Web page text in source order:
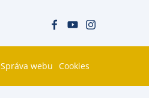
Správa webu Cookies